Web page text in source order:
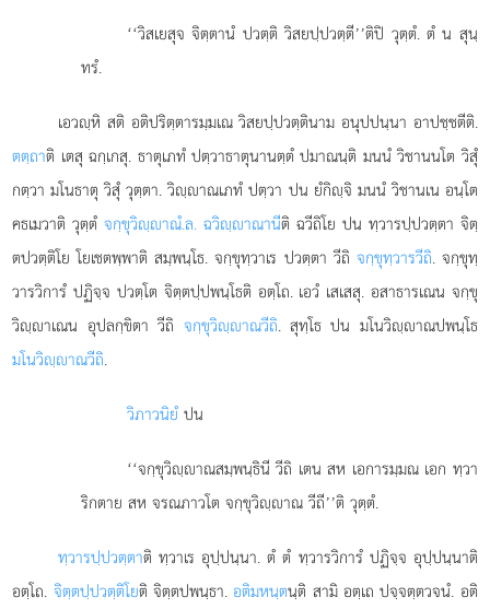
‘‘วิสเยสุจ จิตฺตานํ ปวตฺติ วิสยปฺปวตฺตี’’ติปิ วุตฺตํ. ตํ น สุนฺ
ทรํ.
เอวฺหิ สติ อติปริตฺตารมฺมเณ วิสยปฺปวตฺตินาม อนุปปนฺนา อาปชฺชตีติ.
ตตฺถาติ เตสุ ฉกฺเกสุ. ธาตุเภทํ ปตฺวาธาตุนานตฺตํ ปมาณนฺติ มนนํ วิชานนโต วิสุํ
กตฺวา มโนธาตุ วิสุํ วุตฺตา. วิฺาณเภทํ ปตฺวา ปน ยํกิฺจิ มนนํ วิชานเน อนฺโต
คธเมวาติ วุตฺตํจกฺขุวิฺาณํ.ล. ฉวิฺาณานีติ ฉวีถิโย ปน ทฺวารปฺปวตฺตา จิตฺ
ตปวตฺติโย โยเชตพฺพาติ สมฺพนฺโธ. จกฺขุทฺวาเร ปวตฺตา วีถิ จกฺขุทฺวารวีถิ. จกฺขุทฺ
วารวิการํ ปฏิจฺจ ปวตฺโต จิตฺตปฺปพนฺโธติ อตฺโถ. เอวํ เสเสสุ. อสาธารเณน จกฺขุ
วิฺาเณน อุปลกฺขิตา วีถิ จกฺขุวิฺาณวีถิ. สุทฺโธ ปน มโนวิฺาณปพนฺโธ
มโนวิฺาณวีถิ.
วิภาวนิยํปน
‘‘จกฺขุวิฺาณสมฺพนฺธินี วีถิ เตน สห เอการมฺมณ เอก ทฺวา
ริกตาย สห จรณภาวโต จกฺขุวิฺาณ วีถี’’ติ วุตฺตํ.
ทฺวารปฺปวตฺตาติ ทฺวาเร อุปฺปนฺนา. ตํ ตํ ทฺวารวิการํ ปฏิจฺจ อุปฺปนฺนาติ
อตฺโถ. จิตฺตปฺปวตฺติโยติ จิตฺตปพนฺธา.อติมหนฺตนฺติ สามิ อตฺเถ ปจฺจตฺตวจนํ. อติ